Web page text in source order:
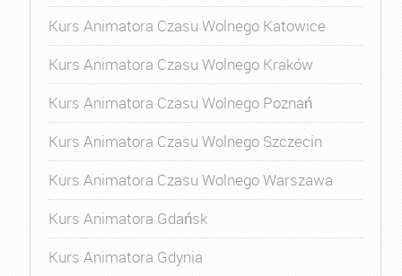
Kurs Animatora Czasu Wolnego Katowice
Kurs Animatora Czasu Wolnego Kraków
Kurs Animatora Czasu Wolnego Poznań
Kurs Animatora Czasu Wolnego Szczecin
Kurs Animatora Czasu Wolnego Warszawa
Kurs Animatora Gdańsk
Kurs Animatora Gdynia